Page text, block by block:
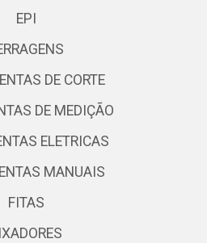
EPI
DE CORTE
DE MEDIÇÃO
ELETRICAS
MANUAIS
FITAS